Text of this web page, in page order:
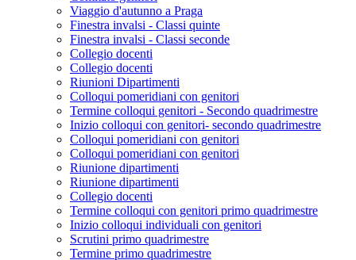
Viaggio d'autunno a Praga
Finestra invalsi - Classi quinte
Finestra invalsi - Classi seconde
Collegio docenti
Collegio docenti
Riunioni Dipartimenti
Colloqui pomeridiani con genitori
Termine colloqui genitori - Secondo quadrimestre
Inizio colloqui con genitori- secondo quadrimestre
Colloqui pomeridiani con genitori
Colloqui pomeridiani con genitori
Riunione dipartimenti
Riunione dipartimenti
Collegio docenti
Termine colloqui con genitori primo quadrimestre
Inizio colloqui individuali con genitori
Scrutini primo quadrimestre
Termine primo quadrimestre